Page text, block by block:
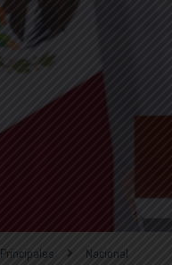
Principales Nacional